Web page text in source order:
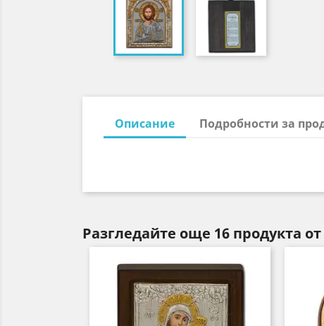
Описание Подробности за
Разгледайте още 16 продукта